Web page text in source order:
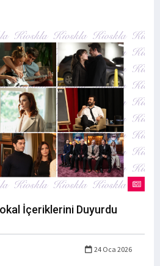
İçeriklerini Duyurdu
24 Oca 2026